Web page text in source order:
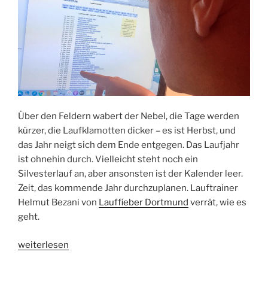
Über den Feldern wabert der Nebel, die Tage werden
kürzer, die Laufklamotten dicker – es ist Herbst, und
das Jahr neigt sich dem Ende entgegen. Das Laufjahr
ist ohnehin durch. Vielleicht steht noch ein
Silvesterlauf an, aber ansonsten ist der Kalender leer.
Zeit, das kommende Jahr durchzuplanen. Lauftrainer
Helmut Bezani von Lauffieber Dortmund verrät, wie es
geht.
„Alle
weiterlesen